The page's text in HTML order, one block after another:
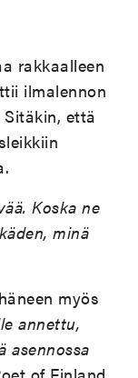
rakkaalleen
ilmalennon
että
Koska ne
minä
myös
annettu,
asennossa